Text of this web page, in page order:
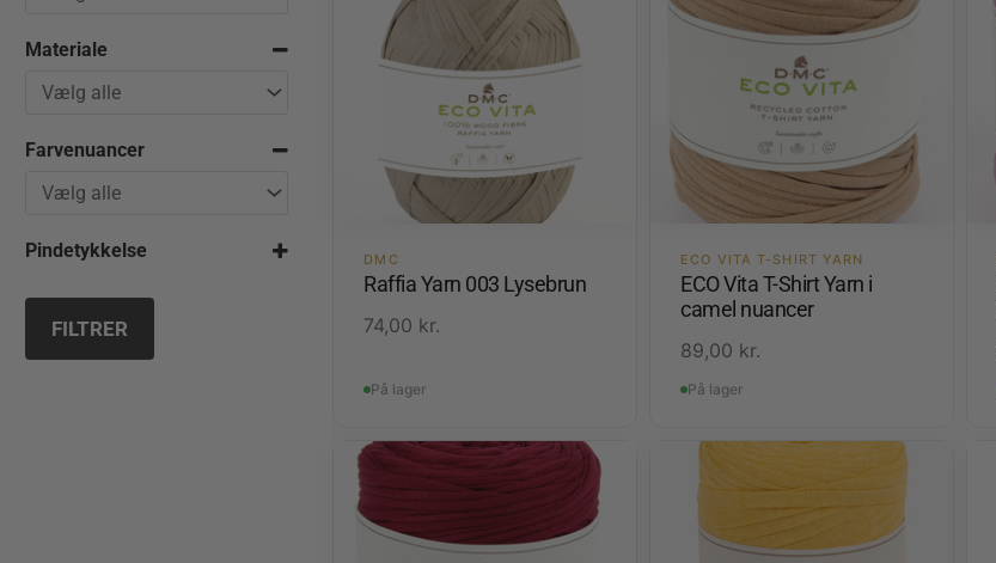
Materiale
Farvenuancer
Pindetykkelse
FILTRER
DMC
Raffia Yarn 003 Lysebrun
74,00 kr.
På lager
ECO VITA T-SHIRT YARN
ECO Vita T-Shirt Yarn i
camel nuancer
89,00 kr.
På lager